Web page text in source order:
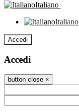
Italiano
Italiano
Accedi
Accedi
button close ×